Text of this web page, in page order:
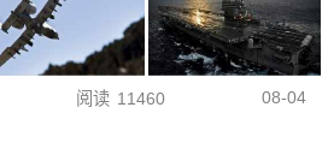
阅读 11460 08-04